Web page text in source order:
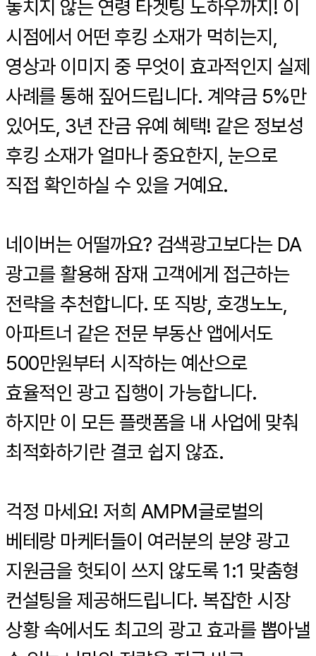
놓치지 않는 연령 타겟팅 노하우까지! 이
시점에서 어떤 후킹 소재가 먹히는지,
영상과 이미지 중 무엇이 효과적인지 실제
사례를 통해 짚어드립니다. 계약금 5%만
있어도, 3년 잔금 유예 혜택! 같은 정보성
후킹 소재가 얼마나 중요한지, 눈으로
직접 확인하실 수 있을 거예요.
네이버는 어떨까요? 검색광고보다는 DA
광고를 활용해 잠재 고객에게 접근하는
전략을 추천합니다. 또 직방, 호갱노노,
아파트너 같은 전문 부동산 앱에서도
500만원부터 시작하는 예산으로
효율적인 광고 집행이 가능합니다.
하지만 이 모든 플랫폼을 내 사업에 맞춰
최적화하기란 결코 쉽지 않죠.
걱정 마세요! 저희 AMPM글로벌의
베테랑 마케터들이 여러분의 분양 광고
지원금을 헛되이 쓰지 않도록 1:1 맞춤형
컨설팅을 제공해드립니다. 복잡한 시장
상황 속에서도 최고의 광고 효과를 뽑아낼